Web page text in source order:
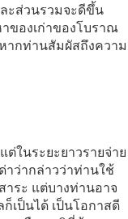
ะส่วนรวมจะดีขึ้น
ของเก่าของโบราณ
ากท่านสัมผัสถึงความ
ในระยะยาวรายจ่าย
ว่ากล่าวว่าท่านใช้
าระ แต่บางท่านอาจ
เป็นได้ เป็นโอกาสดี